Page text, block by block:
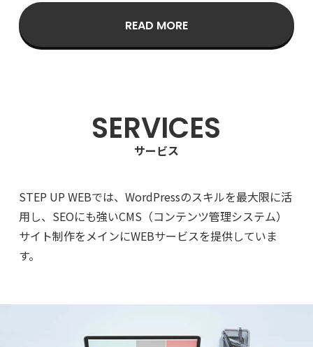
READ MORE
SERVICES
サービス
STEP UP WEBでは、WordPressのスキルを最大限に活
用し、 SEOにも強いCMS（コンテンツ管理システム）
サイト制作をメインにWEBサービスを提供していま
す。